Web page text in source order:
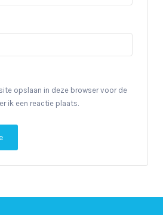
opslaan in deze browser voor de
ik een reactie plaats.